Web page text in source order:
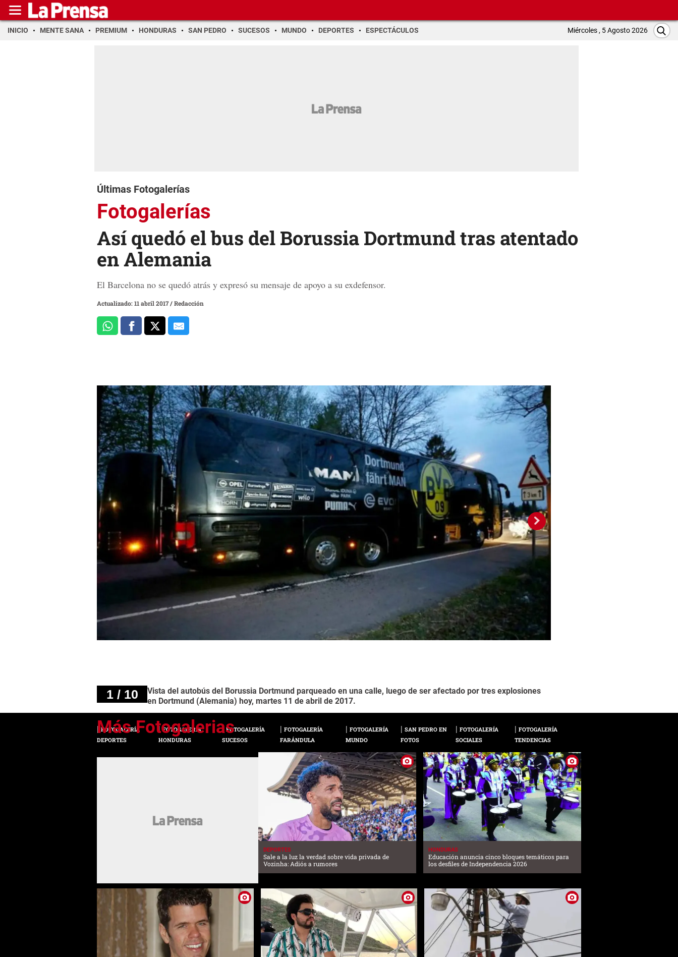
INICIO MENTE SANA PREMIUM HONDURAS SAN PEDRO SUCESOS MUNDO DEPORTES ESPECTÁCULOS Miércoles , 5 Agosto 2026
Últimas Fotogalerías
Fotogalerías
Así quedó el bus del Borussia Dortmund tras atentado
en Alemania
El Barcelona no se quedó atrás y expresó su mensaje de apoyo a su exdefensor.
Actualizado: 11 abril 2017/Redacción
1 / 10
Vista del autobús del Borussia Dortmund parqueado en una calle, luego de ser afectado por tres explosiones
en Dortmund (Alemania) hoy, martes 11 de abril de 2017.
FOTOGALERÍA
DEPORTES
FOTOGALERÍA
HONDURAS
FOTOGALERÍA
SUCESOS
FOTOGALERÍA
FARÁNDULA
FOTOGALERÍA
MUNDO
SAN PEDRO EN
FOTOS
FOTOGALERÍA
SOCIALES
FOTOGALERÍA
TENDENCIAS
DEPORTES
Sale a la luz la verdad sobre vida privada de
Vozinha: Adiós a rumores
HONDURAS
Educación anuncia cinco bloques temáticos para
los desfiles de Independencia 2026